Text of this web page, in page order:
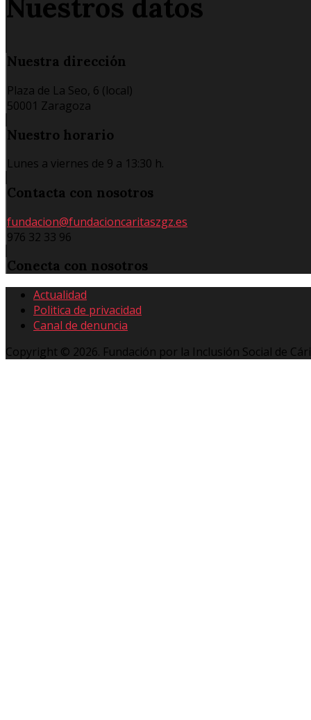
Nuestros datos
Nuestra dirección
Plaza de La Seo, 6 (local)
50001 Zaragoza
Nuestro horario
Lunes a viernes de 9 a 13:30 h.
Contacta con nosotros
fundacion@fundacioncaritaszgz.es
976 32 33 96
Conecta con nosotros
Actualidad
Politica de privacidad
Canal de denuncia
Copyright © 2026. Fundación por la Inclusión Social de